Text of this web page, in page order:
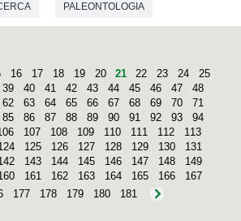
PALEONTOLOGIA
16 17 18 19 20 21 22 23 24
25
39 40 41 42 43 44 45 46 47
48
62 63 64 65 66 67 68 69 70
71
85 86 87 88 89 90 91 92 93
94
107 108 109 110 111 112
113
125 126 127 128 129 130
131
143 144 145 146 147 148
149
161 162 163 164 165 166
167
177 178 179 180 181